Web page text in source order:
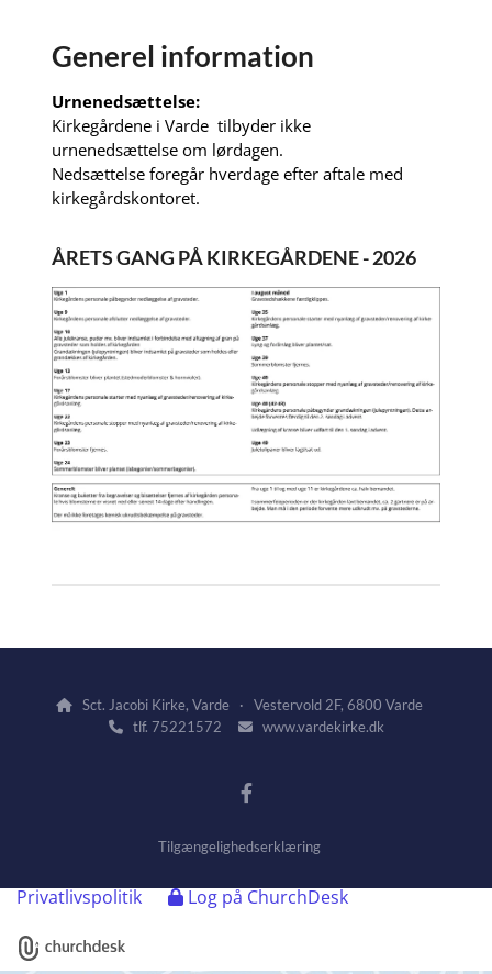
Generel information
Urnenedsættelse:
Kirkegårdene i Varde tilbyder ikke
urnenedsættelse om lørdagen.
Nedsættelse foregår hverdage efter aftale med
kirkegårdskontoret.
ÅRETS GANG PÅ KIRKEGÅRDENE - 2026
 Sct. Jacobi Kirke, Varde · Vestervold 2F, 6800 Varde
tlf. 75221572 www.vardekirke.dk
Tilgængelighedserklæring
Privatlivspolitik Log på ChurchDesk